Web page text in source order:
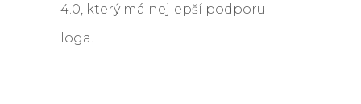
4.0, který má nejlepší podporu
loga.